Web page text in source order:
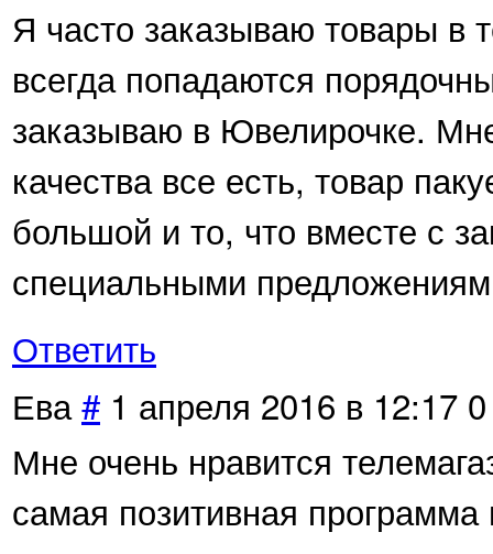
Я часто заказываю товары в
всегда попадаются
заказываю в Ювелирочке.
качества все есть, товар
большой и то, что вместе с
специальными
Ответить
Ева# 1 апреля 2016 в 12:17 0
Мне очень нравится
самая позитивная